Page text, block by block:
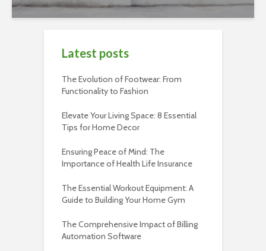
Latest posts
The Evolution of Footwear: From
Functionality to Fashion
Elevate Your Living Space: 8 Essential
Tips for Home Decor
Ensuring Peace of Mind: The
Importance of Health Life Insurance
The Essential Workout Equipment: A
Guide to Building Your Home Gym
The Comprehensive Impact of Billing
Automation Software